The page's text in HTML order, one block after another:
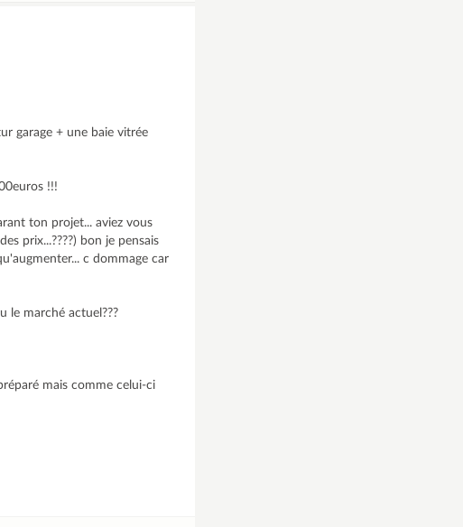
garage + une baie vitrée
!!!
ton projet... aviez vous
prix...????) bon je pensais
c dommage car
le marché actuel???
mais comme celui-ci